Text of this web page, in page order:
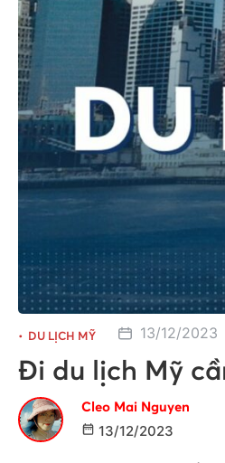
DU LỊCH MỸ 13/12/2023
Đi du lịch Mỹ
Cleo Mai Nguyen
13/12/2023